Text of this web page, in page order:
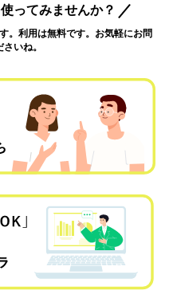
ってみませんか？
。利用は無料です。お気軽にお問
いね。